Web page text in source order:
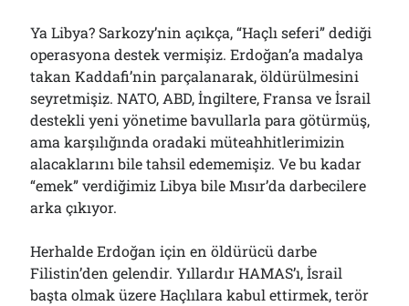
Ya Libya? Sarkozy’nin açıkça, “Haçlı seferi” dediği
operasyona destek vermişiz. Erdoğan’a madalya
takan Kaddafi’nin parçalanarak, öldürülmesini
seyretmişiz. NATO, ABD, İngiltere, Fransa ve İsrail
destekli yeni yönetime bavullarla para götürmüş,
ama karşılığında oradaki müteahhitlerimizin
alacaklarını bile tahsil edememişiz. Ve bu kadar
“emek” verdiğimiz Libya bile Mısır’da darbecilere
arka çıkıyor.
Herhalde Erdoğan için en öldürücü darbe
Filistin’den gelendir. Yıllardır HAMAS’ı, İsrail
başta olmak üzere Haçlılara kabul ettirmek, terör